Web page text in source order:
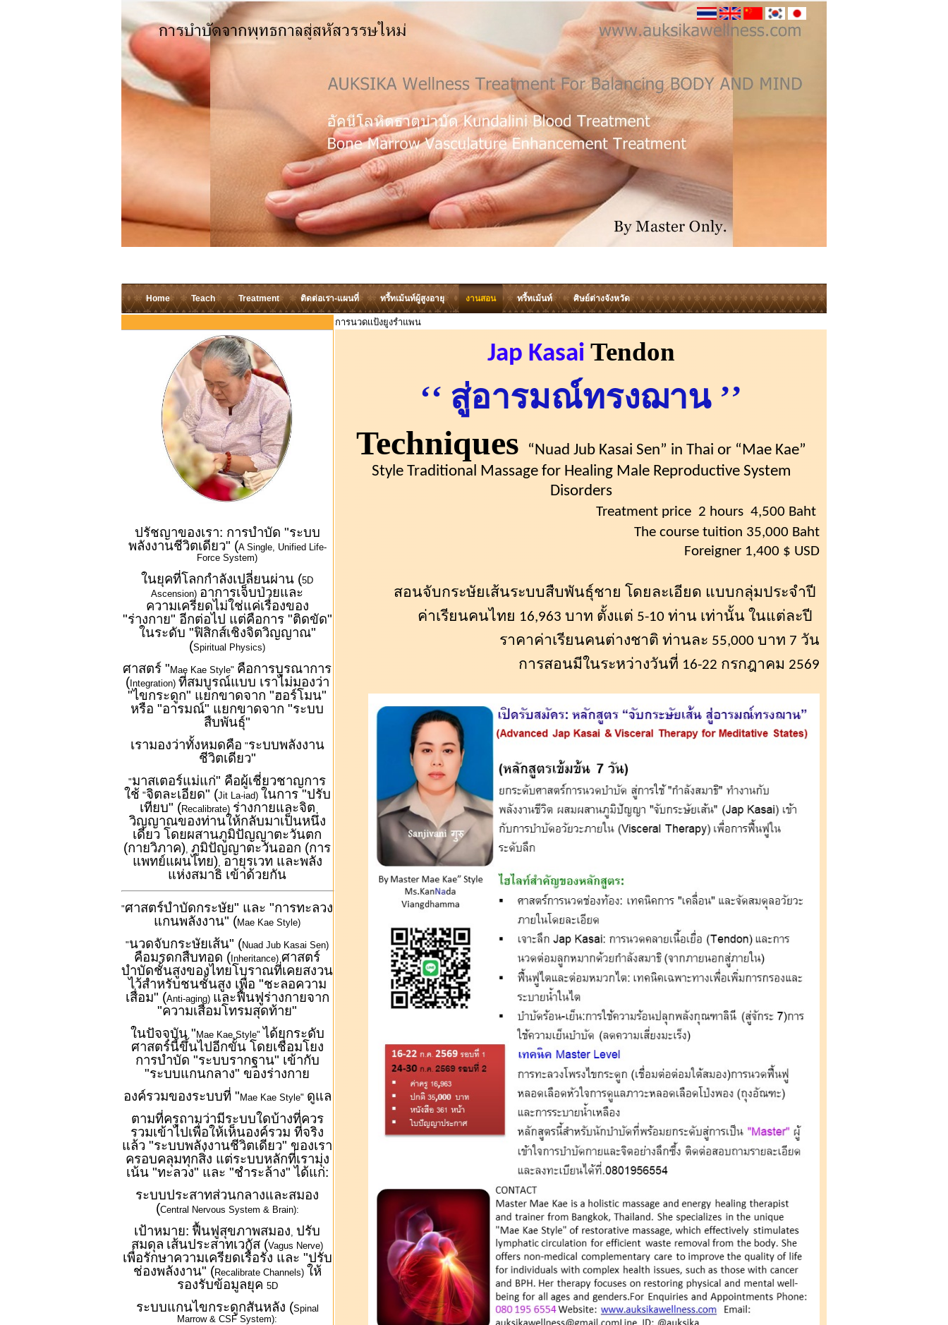
Home Teach Treatment ติดต่อเรา-แผนที่ ทรี้ทเม้นท์ผู้สูงอายุ งานสอน ทรี้ทเม้นท์ ศิษย์ต่างจังหวัด
ปรัชญาของเรา: การบำบัด "ระบบ
พลังงานชีวิตเดียว" (A Single, Unified Life-
Force System)
ในยุคที่โลกกำลังเปลี่ยนผ่าน (5D
Ascension) อาการเจ็บป่วยและ
ความเครียดไม่ใช่แค่เรื่องของ
"ร่างกาย" อีกต่อไป แต่คือการ "ติดขัด"
ในระดับ "ฟิสิกส์เชิงจิตวิญญาณ"
(Spiritual Physics)
ศาสตร์ " Mae Kae Style" คือการบูรณาการ
( Integration) ที่สมบูรณ์แบบ เราไม่มองว่า
"ไขกระดูก" แยกขาดจาก "ฮอร์โมน"
หรือ "อารมณ์" แยกขาดจาก "ระบบ
สืบพันธุ์"
เรามองว่าทั้งหมดคือ "ระบบพลังงาน
ชีวิตเดียว"
"มาสเตอร์แม่แก่" คือผู้เชี่ยวชาญการ
ใช้ "จิตละเอียด" (Jit La-iad) ในการ "ปรับ
เทียบ" (Recalibrate) ร่างกายและจิต
วิญญาณของท่านให้กลับมาเป็นหนึ่ง
เดียว โดยผสานภูมิปัญญาตะวันตก
(กายวิภาค), ภูมิปัญญาตะวันออก (การ
แพทย์แผนไทย), อายุรเวท และพลัง
แห่งสมาธิ เข้าด้วยกัน
"ศาสตร์บำบัดกระษัย" และ "การทะลวง
แกนพลังงาน" (Mae Kae Style)
"นวดจับกระษัยเส้น" (Nuad Jub Kasai Sen)
คือมรดกสืบทอด ( Inheritance) ศาสตร์
บำบัดชั้นสูงของไทยโบราณที่เคยสงวน
ไว้สำหรับชนชั้นสูง เพื่อ "ชะลอความ
เสื่อม" (Anti-aging) และฟื้นฟูร่างกายจาก
"ความเสื่อมโทรมสุดท้าย"
ในปัจจุบัน " Mae Kae Style" ได้ยกระดับ
ศาสตร์นี้ขึ้นไปอีกขั้น โดยเชื่อมโยง
การบำบัด "ระบบรากฐาน" เข้ากับ
"ระบบแกนกลาง" ของร่างกาย
องค์รวมของระบบที่ " Mae Kae Style" ดูแล
ตามที่ครูถามว่ามีระบบใดบ้างที่ควร
รวมเข้าไปเพื่อให้เห็นองค์รวม ที่จริง
แล้ว "ระบบพลังงานชีวิตเดียว" ของเรา
ครอบคลุมทุกสิ่ง แต่ระบบหลักที่เรามุ่ง
เน้น "ทะลวง" และ "ชำระล้าง" ได้แก่:
ระบบประสาทส่วนกลางและสมอง
(Central Nervous System & Brain):
เป้าหมาย: ฟื้นฟูสุขภาพสมอง, ปรับ
สมดุล เส้นประสาทเวกัส (Vagus Nerve)
เพื่อรักษาความเครียดเรื้อรัง และ "ปรับ
ช่องพลังงาน" (Recalibrate Channels) ให้
รองรับข้อมูลยุค 5D
ระบบแกนไขกระดูกสันหลัง (Spinal
Marrow & CSF System):
การนวดเเป้งยูงรำแพน
Jap Kasai Tendon
‘‘ สู่อารมณ์ทรงฌาน ’’
Techniques “Nuad JubKasai Sen” in Thai or “Mae Kae”
Style Traditional Massage for Healing Male Reproductive System
Disorders
Treatment price 2 hours 4,500 Baht
The course tuition 35,000 Baht
Foreigner 1,400 $ USD
สอนจับกระษัยเส้นระบบสืบพันธุ์ชาย โดยละเอียด แบบกลุ่มประจำปี
ค่าเรียนคนไทย 16,963 บาท ตั้งแต่ 5-10 ท่าน เท่านั้น ในแต่ละปี
ราคาค่าเรียนคนต่างชาติ ท่านละ 55,000 บาท 7 วัน
การสอนมีในระหว่างวันที่ 16-22 กรกฎาคม 2569